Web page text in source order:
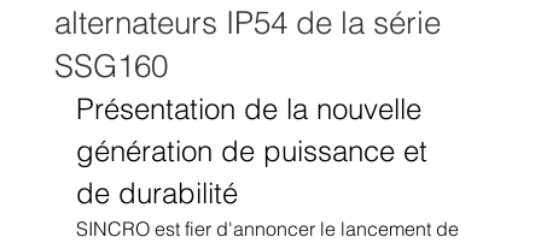
alternateurs IP54 de la série
SSG160
Présentation de la nouvelle
génération de puissance et
de durabilité
SINCRO est fier d'annoncer le lancement de